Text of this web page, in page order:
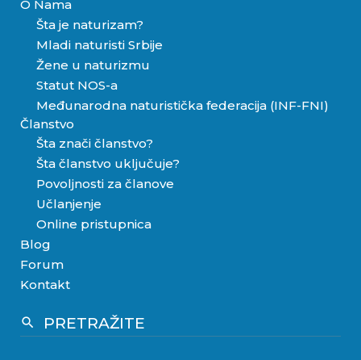
O Nama
Šta je naturizam?
Mladi naturisti Srbije
Žene u naturizmu
Statut NOS-a
Međunarodna naturistička federacija (INF-FNI)
Članstvo
Šta znači članstvo?
Šta članstvo uključuje?
Povoljnosti za članove
Učlanjenje
Online pristupnica
Blog
Forum
Kontakt
search PRETRAŽITE